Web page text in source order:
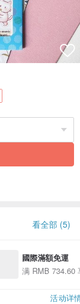
看全部 (5)
國際滿額免運
满 RMB 734.60
活动详